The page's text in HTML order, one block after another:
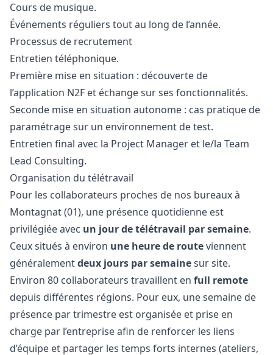
Cours de musique.
Événements réguliers tout au long de l’année.
Processus de recrutement
Entretien téléphonique.
Première mise en situation : découverte de
l’application N2F et échange sur ses fonctionnalités.
Seconde mise en situation autonome : cas pratique de
paramétrage sur un environnement de test.
Entretien final avec la Project Manager et le/la Team
Lead Consulting.
Organisation du télétravail
Pour les collaborateurs proches de nos bureaux à
Montagnat (01), une présence quotidienne est
privilégiée avec un jour de télétravail par semaine.
Ceux situés à environ une heure de routeviennent
généralementdeux jours par semainesur site.
Environ 80 collaborateurs travaillent en full remote
depuis différentes régions. Pour eux, une semaine de
présence par trimestre est organisée et prise en
charge par l’entreprise afin de renforcer les liens
d’équipe et partager les temps forts internes (ateliers,